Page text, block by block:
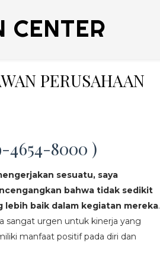
CENTER
PERUSAHAAN
4654-8000 )
sesuatu, saya
bahwa tidak sedikit
lebih baik dalam kegiatan mereka.
sangat urgen untuk kinerja yang
manfaat positif pada diri dan